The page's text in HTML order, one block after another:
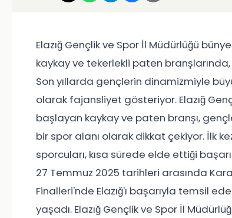
Elazığ Gençlik ve Spor İl Müdürlüğü
kaykay ve tekerlekli paten
Son yıllarda gençlerin dinamizmiyle
olarak fajansliyet gösteriyor. Elazığ
başlayan kaykay ve paten branşı,
bir spor alanı olarak dikkat çekiyor. İlk
sporcuları, kısa sürede elde ettiği
27 Temmuz 2025 tarihleri arasında
Finalleri'nde Elazığ'ı başarıyla temsil
yaşadı. Elazığ Gençlik ve Spor İl